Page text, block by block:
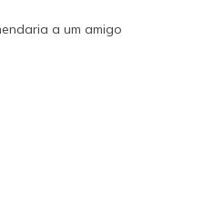
a um amigo